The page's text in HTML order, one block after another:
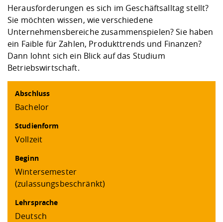
Checkliste zum
Lebenslagen
Career Service
Lehren,
Weiterbilden im
Gründung und
Informatik/
Landbau/
Angebote für Unternehmen
Kontakt und Anfahrt
Qualitätssicherung
Herausforderungen es sich im Geschäftsalltag stellt?
Sie möchten wissen, wie verschiedene
Unternehmensbereiche zusammenspielen? Sie haben
ein Faible für Zahlen, Produkttrends und Finanzen?
Dann lohnt sich ein Blick auf das Studium
Betriebswirtschaft.
Abschluss
Bachelor
Studienform
Vollzeit
Beginn
Wintersemester
(zulassungsbeschränkt)
Lehrsprache
Deutsch